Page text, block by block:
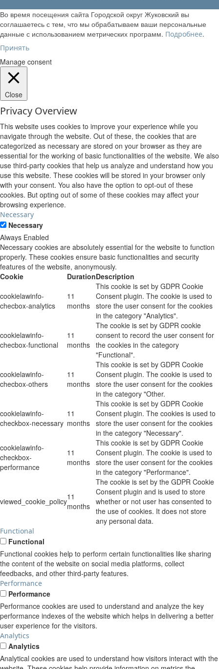
Во время посещения сайта Городской округ Жуковский вы
соглашаетесь с тем, что мы обрабатываем ваши персональные
данные с использованием метрических программ. Подробнее.
Принять
Manage consent
Close
Privacy Overview
This website uses cookies to improve your experience while you
navigate through the website. Out of these, the cookies that are
categorized as necessary are stored on your browser as they are
essential for the working of basic functionalities of the website. We also
use third-party cookies that help us analyze and understand how you
use this website. These cookies will be stored in your browser only
with your consent. You also have the option to opt-out of these
cookies. But opting out of some of these cookies may affect your
browsing experience.
Necessary
Necessary
Always Enabled
Necessary cookies are absolutely essential for the website to function
properly. These cookies ensure basic functionalities and security
features of the website, anonymously.
Cookie
DurationDescription
cookielawinfo-
checbox-analytics
11
months
This cookie is set by GDPR Cookie
Consent plugin. The cookie is used to
store the user consent for the cookies
in the category "Analytics".
cookielawinfo-
checbox-functional
11
months
The cookie is set by GDPR cookie
consent to record the user consent for
the cookies in the category
"Functional".
cookielawinfo-
checbox-others
11
months
This cookie is set by GDPR Cookie
Consent plugin. The cookie is used to
store the user consent for the cookies
in the category "Other.
cookielawinfo-
checkbox-necessary
11
months
This cookie is set by GDPR Cookie
Consent plugin. The cookies is used to
store the user consent for the cookies
in the category "Necessary".
cookielawinfo-
checkbox-
performance
11
months
This cookie is set by GDPR Cookie
Consent plugin. The cookie is used to
store the user consent for the cookies
in the category "Performance".
viewed_cookie_policy11
months
The cookie is set by the GDPR Cookie
Consent plugin and is used to store
whether or not user has consented to
the use of cookies. It does not store
any personal data.
Functional
Functional
Functional cookies help to perform certain functionalities like sharing
the content of the website on social media platforms, collect
feedbacks, and other third-party features.
Performance
Performance
Performance cookies are used to understand and analyze the key
performance indexes of the website which helps in delivering a better
user experience for the visitors.
Analytics
Analytics
Analytical cookies are used to understand how visitors interact with the